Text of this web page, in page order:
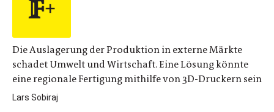
Die Auslagerung der Produktion in externe Märkte
schadet Umwelt und Wirtschaft. Eine Lösung könnte
eine regionale Fertigung mithilfe von 3D-Druckern sein
Lars Sobiraj